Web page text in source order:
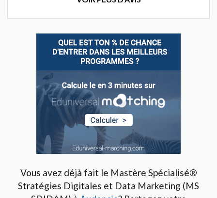
Vous avez déjà fait le Mastère Spécialisé®
Stratégies Digitales et Data Marketing (MS